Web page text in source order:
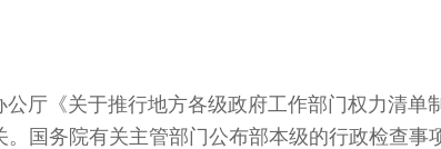
厅《关于推行地方各级政府工作部门权力清
国务院有关主管部门公布部本级的行政检查